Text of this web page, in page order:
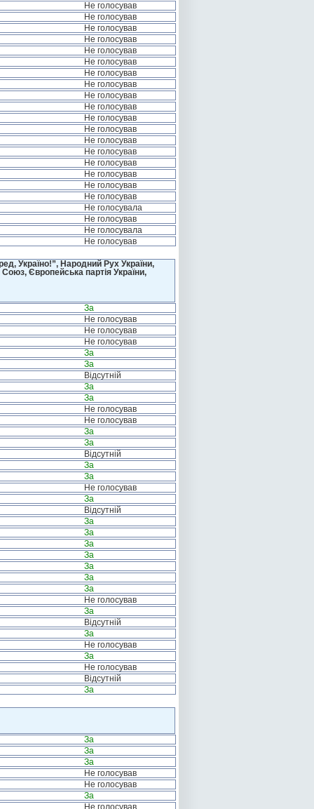
Не голосував
Не голосував
Не голосував
Не голосував
Не голосував
Не голосував
Не голосував
Не голосував
Не голосував
Не голосував
Не голосував
Не голосував
Не голосував
Не голосував
Не голосував
Не голосував
Не голосував
Не голосував
Не голосувала
Не голосував
Не голосувала
Не голосував
Україно!”, Народний Рух України,
Європейська партія України,
За
Не голосував
Не голосував
Не голосував
За
За
Відсутній
За
За
Не голосував
Не голосував
За
За
Відсутній
За
За
Не голосував
За
Відсутній
За
За
За
За
За
За
За
Не голосував
За
Відсутній
За
Не голосував
За
Не голосував
Відсутній
За
За
За
За
Не голосував
Не голосував
За
Не голосував